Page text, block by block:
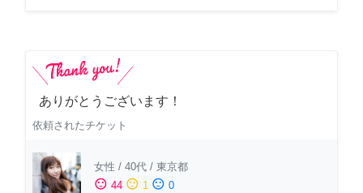
ありがとうございます！
依頼されたチケット
女性 / 40代 / 東京都
sentiment_satisfied 44 sentiment_neutral 1 sentiment_dissatisfied 0